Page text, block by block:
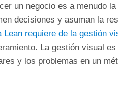
un negocio es a menudo
decisiones y asuman la
Lean requiere de la gestión
La gestión visual
y los problemas en un